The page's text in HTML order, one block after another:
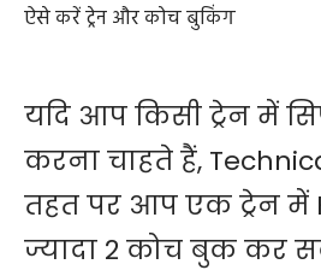
ऐसे करें ट्रेन और कोच बुकिंग
यदि आप किसी ट्रेन में
करना चाहते हैं,
तहत पर आप एक ट्रेन में
ज्यादा 2 कोच बुक कर